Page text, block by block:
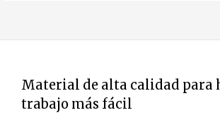
Material de alta calidad para
trabajo más fácil